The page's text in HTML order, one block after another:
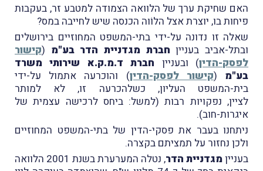
האם שחיקת ערך של הלוואה הצמודה למטבע זר, בעקבות
פיחות בו, יוצרת אצל הלוֹוה הכנסה שיש לחייבה במס?
שאלה זו נדונה על-ידי בתי-המשפט המחוזיים בירושלים
ובתל-אביב בעניין חברת מגדניית הדר בע"מ (קישור
לפסק-הדין) ובעניין חברת ד.מ.ק.א שירותי משרד
בע"מ (קישור לפסק-הדין) והוכרעה אתמול על-ידי
בית-המשפט העליון, כשלהכרעה זו, לא למותר
לציין, נפקויות רבות (למשל: ביחס לרכישה עצמית של
איגרות-חוב).
ניתחנו בעבר את פסקי-הדין של בתי-המשפט המחוזיים
ולכן נחזור על תמציתם בקצרה.
בענייןמגדניית הדר
, נטלה המערערת בשנת 2001 הלוואה